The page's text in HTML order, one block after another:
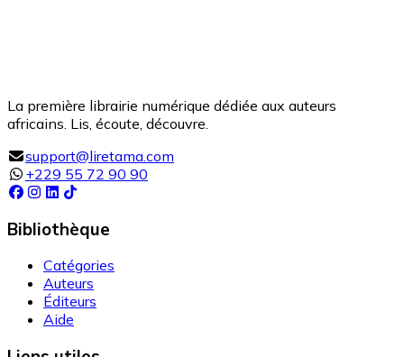
La première librairie numérique dédiée aux auteurs
africains. Lis, écoute, découvre.
support@liretama.com
+229 55 72 90 90
Bibliothèque
Catégories
Auteurs
Éditeurs
Aide